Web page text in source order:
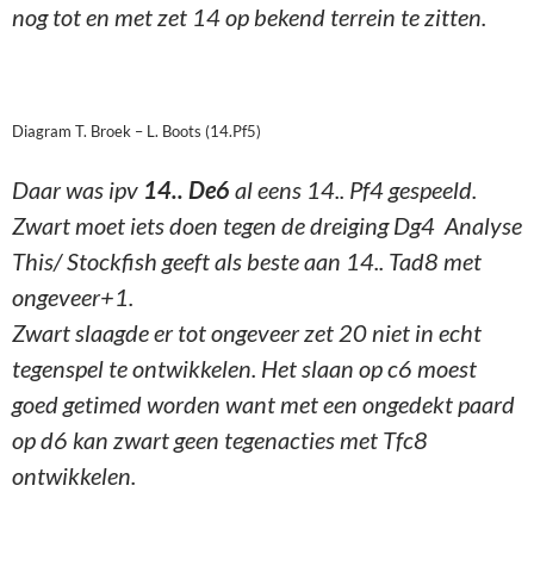
nog tot en met zet 14 op bekend terrein te zitten.
Diagram T. Broek – L. Boots (14.Pf5)
Daar was ipv 14.. De6 al eens 14.. Pf4 gespeeld.
Zwart moet iets doen tegen de dreiging Dg4 Analyse
This/ Stockfish geeft als beste aan 14.. Tad8 met
ongeveer+1.
Zwart slaagde er tot ongeveer zet 20 niet in echt
tegenspel te ontwikkelen. Het slaan op c6 moest
goed getimed worden want met een ongedekt paard
op d6 kan zwart geen tegenacties met Tfc8
ontwikkelen.